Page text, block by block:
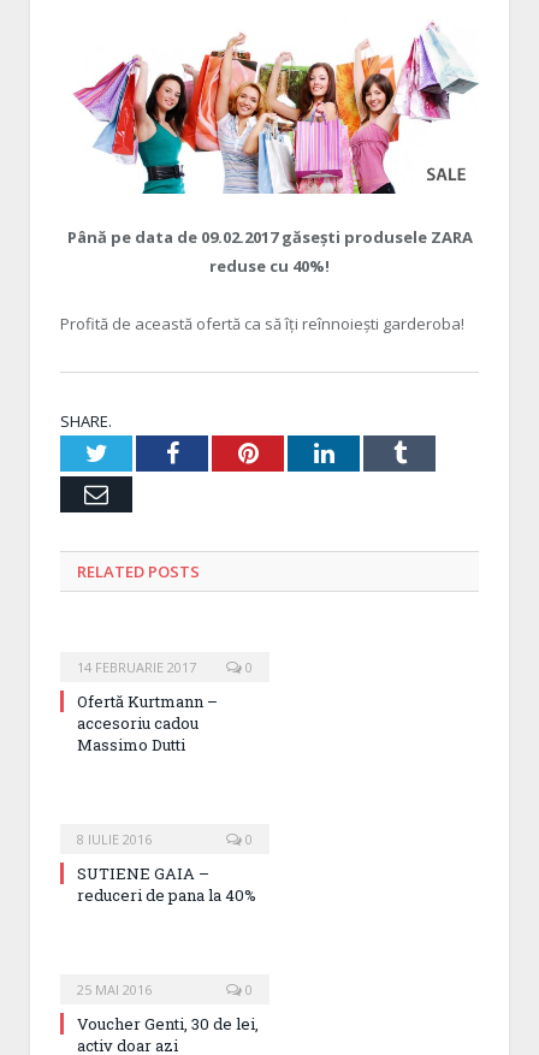
Până pe data de 09.02.2017 găsești produsele ZARA
reduse cu 40%!
Profită de această ofertă ca să îți reînnoiești garderoba!
SHARE.
TwitterFacebookPinterestLinkedInTumblr
Email
RELATED POSTS
14 FEBRUARIE 2017 0
Ofertă Kurtmann –
accesoriu cadou
Massimo Dutti
8 IULIE 2016 0
SUTIENE GAIA –
reduceri de pana la 40%
25 MAI 2016 0
Voucher Genti, 30 de lei,
activ doar azi